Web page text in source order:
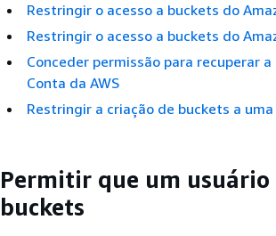
Restringir o acesso a buckets do
Restringir o acesso a buckets do
Conceder permissão para recuperar
Conta da AWS
Restringir a criação de buckets a
Permitir que um usuário
buckets